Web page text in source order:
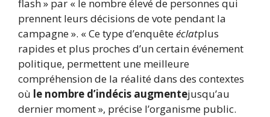
flash » par « le nombre élevé de personnes qui
prennent leurs décisions de vote pendant la
campagne ». « Ce type d’enquêteéclatplus
rapides et plus proches d’un certain événement
politique, permettent une meilleure
compréhension de la réalité dans des contextes
où le nombre d’indécis augmentejusqu’au
dernier moment », précise l’organisme public.